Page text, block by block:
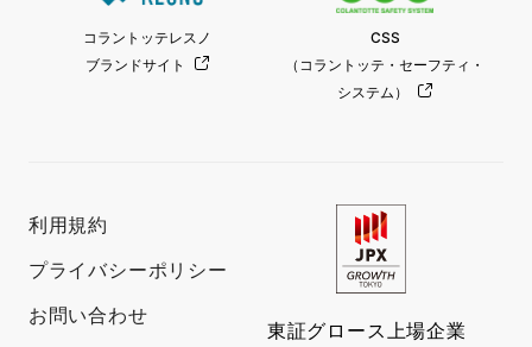
コラントッテレスノ
ブランドサイト
CSS
（コラントッテ・セーフティ・
システム）
利用規約
プライバシーポリシー
お問い合わせ
東証グロース上場企業